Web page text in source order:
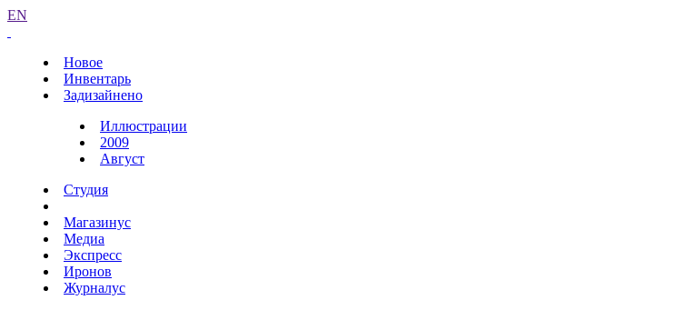
EN
Новое
Инвентарь
Задизайнено
Иллюстрации
2009
Август
Студия
Магазинус
Медиа
Экспресс
Иронов
Журналус